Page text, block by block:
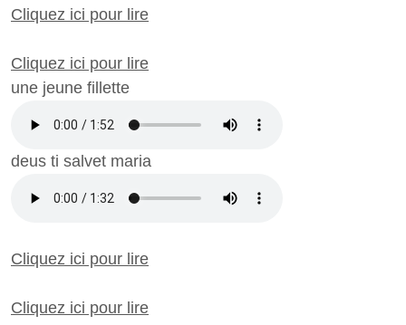
Cliquez ici pour lire
Cliquez ici pour lire
une jeune fillette
deus ti salvet maria
Cliquez ici pour lire
Cliquez ici pour lire